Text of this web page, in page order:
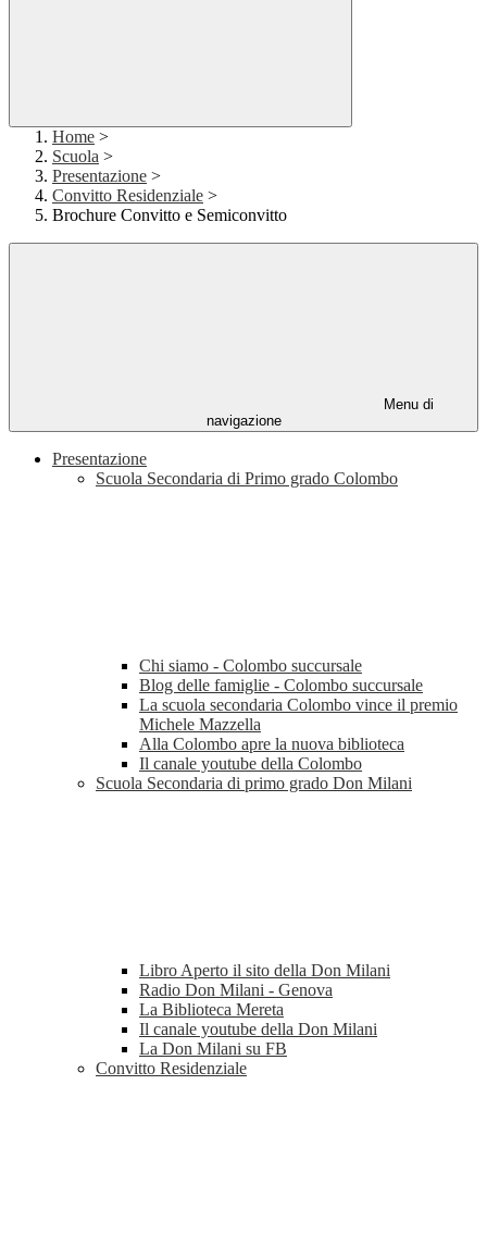
Home >
Scuola >
Presentazione >
Convitto Residenziale >
Brochure Convitto e Semiconvitto
Menu di
navigazione
Presentazione
Scuola Secondaria di Primo grado Colombo
Chi siamo - Colombo succursale
Blog delle famiglie - Colombo succursale
La scuola secondaria Colombo vince il premio
Michele Mazzella
Alla Colombo apre la nuova biblioteca
Il canale youtube della Colombo
Scuola Secondaria di primo grado Don Milani
Libro Aperto il sito della Don Milani
Radio Don Milani - Genova
La Biblioteca Mereta
Il canale youtube della Don Milani
La Don Milani su FB
Convitto Residenziale